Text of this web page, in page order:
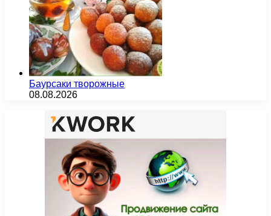
Баурсаки творожные
08.08.2026